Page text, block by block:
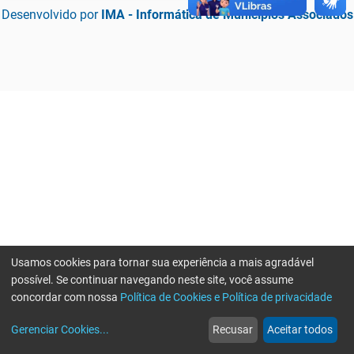
Desenvolvido por IMA - Informática de Municípios Associados
web
Notícias
more_horiz
Mais
Usamos cookies para tornar sua experiência a mais agradável
possível. Se continuar navegando neste site, você assume
concordar com nossa Política de Cookies e Política de privacidade
Gerenciar Cookies... Recusar Aceitar todos
Erro ao enviar informações, por favor tente novamente